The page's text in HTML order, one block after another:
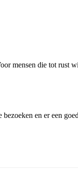
mensen die tot rust
en er een